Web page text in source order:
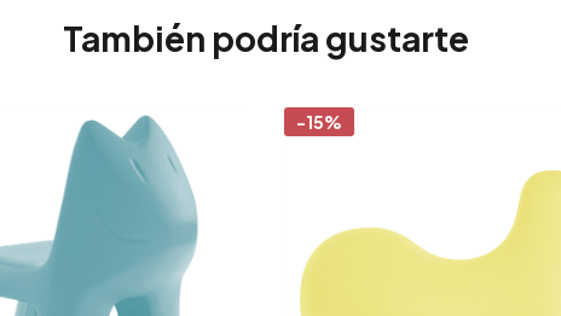
También podría gustarte
-15%